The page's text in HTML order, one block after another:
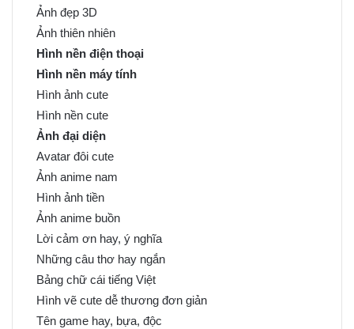
Ảnh đẹp 3D
Ảnh thiên nhiên
Hình nền điện thoại
Hình nền máy tính
Hình ảnh cute
Hình nền cute
Ảnh đại diện
Avatar đôi cute
Ảnh anime nam
Hình ảnh tiền
Ảnh anime buồn
Lời cảm ơn hay, ý nghĩa
Những câu thơ hay ngắn
Bảng chữ cái tiếng Việt
Hình vẽ cute dễ thương đơn giản
Tên game hay, bựa, độc